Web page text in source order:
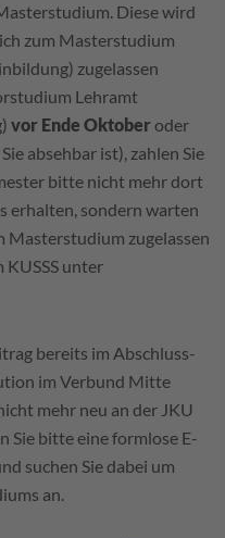
Diese wird
zum Masterstudium
zugelassen
Lehramt
vor Ende Oktoberoder
absehbar ist), zahlen Sie
bitte nicht mehr dort
erhalten, sondern warten
Masterstudium zugelassen
unter
bereits im Abschluss-
im Verbund Mitte
mehr neu an der JKU
Sie bitte eine formlose E-
suchen Sie dabei um
an.